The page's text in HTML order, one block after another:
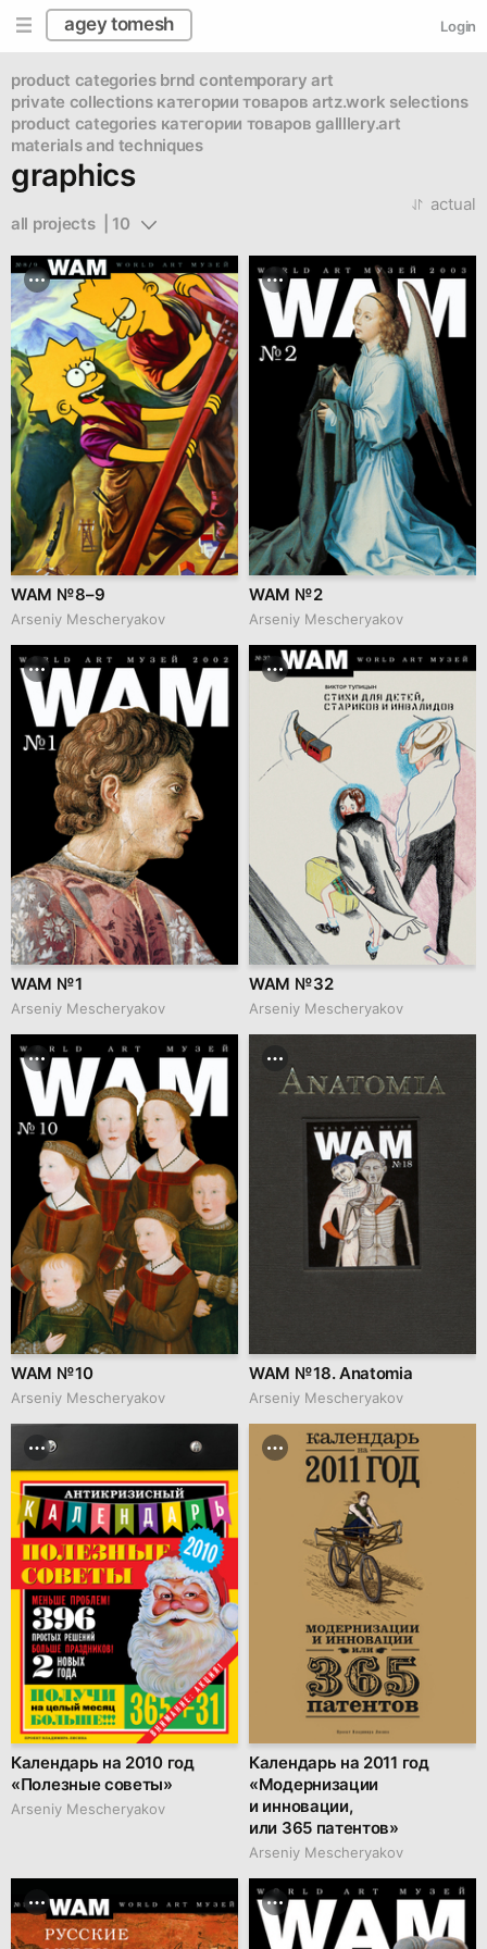
agey tomesh Login
product categories brnd contemporary art
private collections категории товаров artz.work selections
product categories категории товаров gallllery.art
materials and techniques
graphics
all projects  | 10
actual
WAM № 8–9
Arseniy Mescheryakov
WAM № 2
Arseniy Mescheryakov
WAM № 1
Arseniy Mescheryakov
WAM № 32
Arseniy Mescheryakov
WAM № 10
Arseniy Mescheryakov
WAM № 18. Anatomia
Arseniy Mescheryakov
Календарь на 2010 год
«Полезные советы»
Arseniy Mescheryakov
Календарь на 2011 год
«Модернизации
и инновации,
или 365 патентов»
Arseniy Mescheryakov